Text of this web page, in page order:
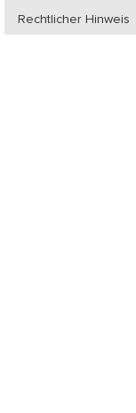
Rechtlicher Hinweis